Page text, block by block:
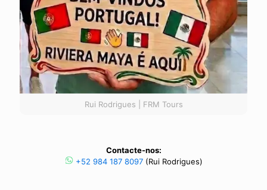
Rui Rodrigues | FRM Tours
Contacte-nos:
+52 984 187 8097(Rui Rodrigues)